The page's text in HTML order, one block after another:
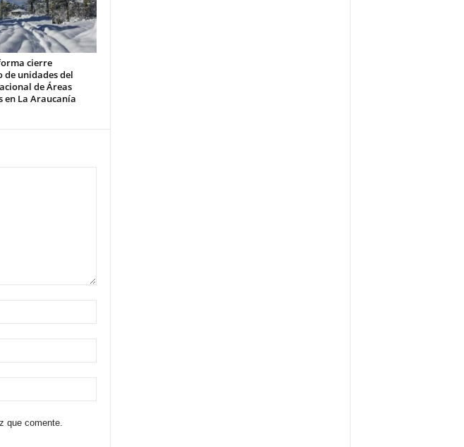
cierre
de unidades del
de Áreas
en La Araucanía
que comente.